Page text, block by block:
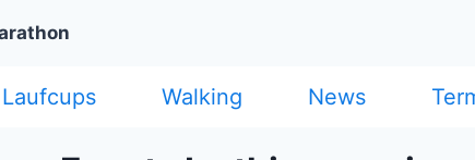
Laufcups Walking News